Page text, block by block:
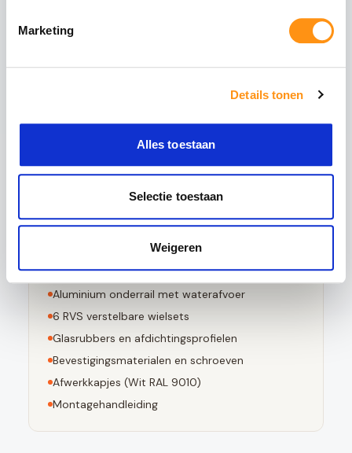
Marketing
Details tonen
Alles toestaan
Selectie toestaan
Weigeren
permanente drukspanning in het oppervlak,
5x sterker is dan gewoon glas
Bestand tegen grote temperatuurverschillen
Voldoet aan EN 12150-1 norm
Dit pakket bevat
stuks 10mm geharde glaspanelen
Aluminium bovenrail (Wit RAL 9010)
Aluminium onderrail met waterafvoer
6 RVS verstelbare wielsets
Glasrubbers en afdichtingsprofielen
Bevestigingsmaterialen en schroeven
Afwerkkapjes (Wit RAL 9010)
Montagehandleiding